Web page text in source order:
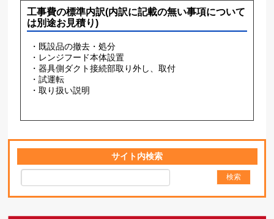
工事費の標準内訳(内訳に記載の無い事項について
は別途お見積り)
・既設品の撤去・処分
・レンジフード本体設置
・器具側ダクト接続部取り外し、取付
・試運転
・取り扱い説明
サイト内検索